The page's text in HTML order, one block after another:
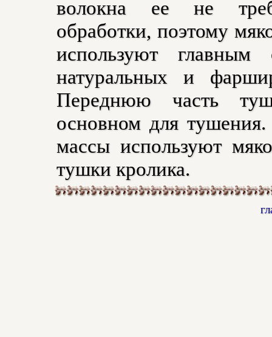
волокна ее не
обработки, поэтому
используют главным
натуральных и
Переднюю часть
основном для тушения.
массы используют
тушки кролика.